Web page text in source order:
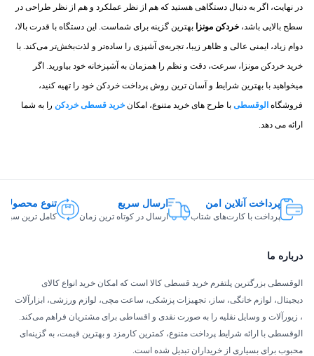
در نهایت، اگر به دنبال دستگاهی هستید که هم از نظر عملکرد و هم از نظر طراحی در
سطح بالایی باشد، خردکن مونزا
بهترین گزینه برای شماست. این دستگاه با قدرت بالا،
دوام زیاد، ایمنی عالی و ظاهر زیبا، تجربه‌ی آشپزی را ساده‌تر و لذت‌بخش‌تر می‌کند. با
خرید خردکن مونزا، سرعت، دقت و نظم را همزمان به آشپزخانه خود بیاورید. اگر
میخواهید با بهترین شرایط و آسان ترین روش پرداخت خردکن خود را تهیه کنید،
فروشگاه الوقسطی با طرح های خرید متنوع، امکان خرید قسطی خردکن را به شما
ارائه می دهد.
پرداخت آنلاین امن
پرداخت با کارت‌های شتاب
ارسال سریع
ارسال در کوتاه ترین زمان
تنوع
کامل ترین سبد
درباره ما
الوقسطی بزرگترین پلتفرم خرید قسطی کالا است که امکان خرید انواع کالای
دیجیتال، لوازم خانگی، ساز، تجهیزات پزشکی، ساعت مچی، لوازم ورزشی، ابزارآلات
، زیورآلات و وسایل نقلیه را به صورت نقدی و اقساطی برای مشتریان فراهم می‌کند.
الوقسطی با ارائه شرایط پرداخت متنوع، کمترین کارمزد و بهترین قیمت، به گزینه‌ای
محبوب برای بسیاری از خریداران تبدیل شده است.